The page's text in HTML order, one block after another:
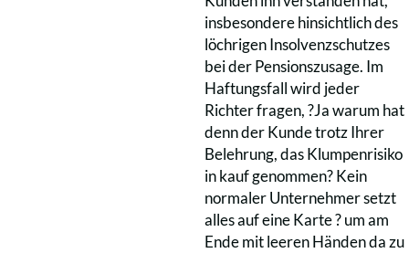
insbesondere hinsichtlich des
löchrigen Insolvenzschutzes
bei der Pensionszusage. Im
Haftungsfall wird jeder
Richter fragen, ?Ja warum hat
denn der Kunde trotz Ihrer
Belehrung, das Klumpenrisiko
in kauf genommen? Kein
normaler Unternehmer setzt
alles auf eine Karte ? um am
Ende mit leeren Händen da zu